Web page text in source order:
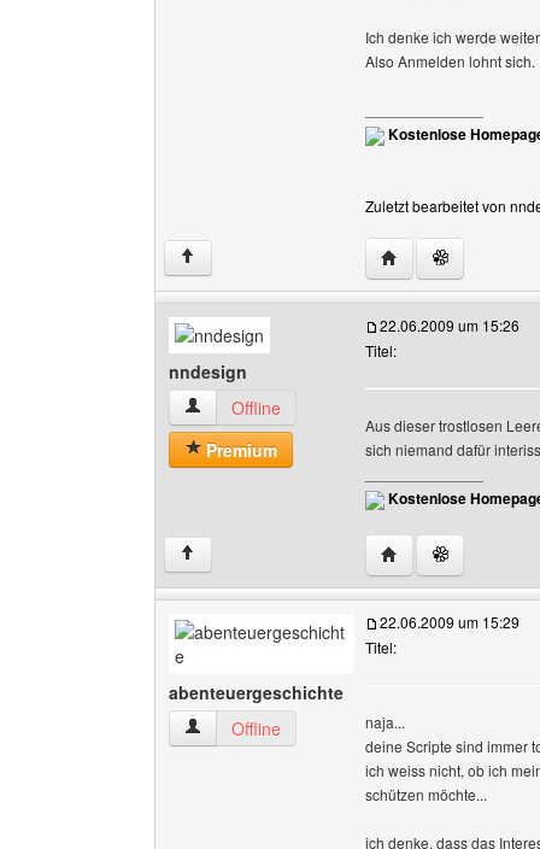
Ich denke ich werde
Also Anmelden lohnt sich.
Kostenlose
Zuletzt bearbeitet von
↑ Website dieses
nndesign
nndesign Benutzer-Profile anzeigen
Offline
Premium
22.06.2009 um 15:26
Titel:
Aus dieser trostlosen
sich niemand dafür
Kostenlose
↑ Website dieses
abenteuergeschichte
abenteuergeschichte Benutzer-Profile
Offline
22.06.2009 um 15:29
Titel:
naja...
deine Scripte sind immer
ich weiss nicht, ob ich
schützen möchte...
ich denke, dass das